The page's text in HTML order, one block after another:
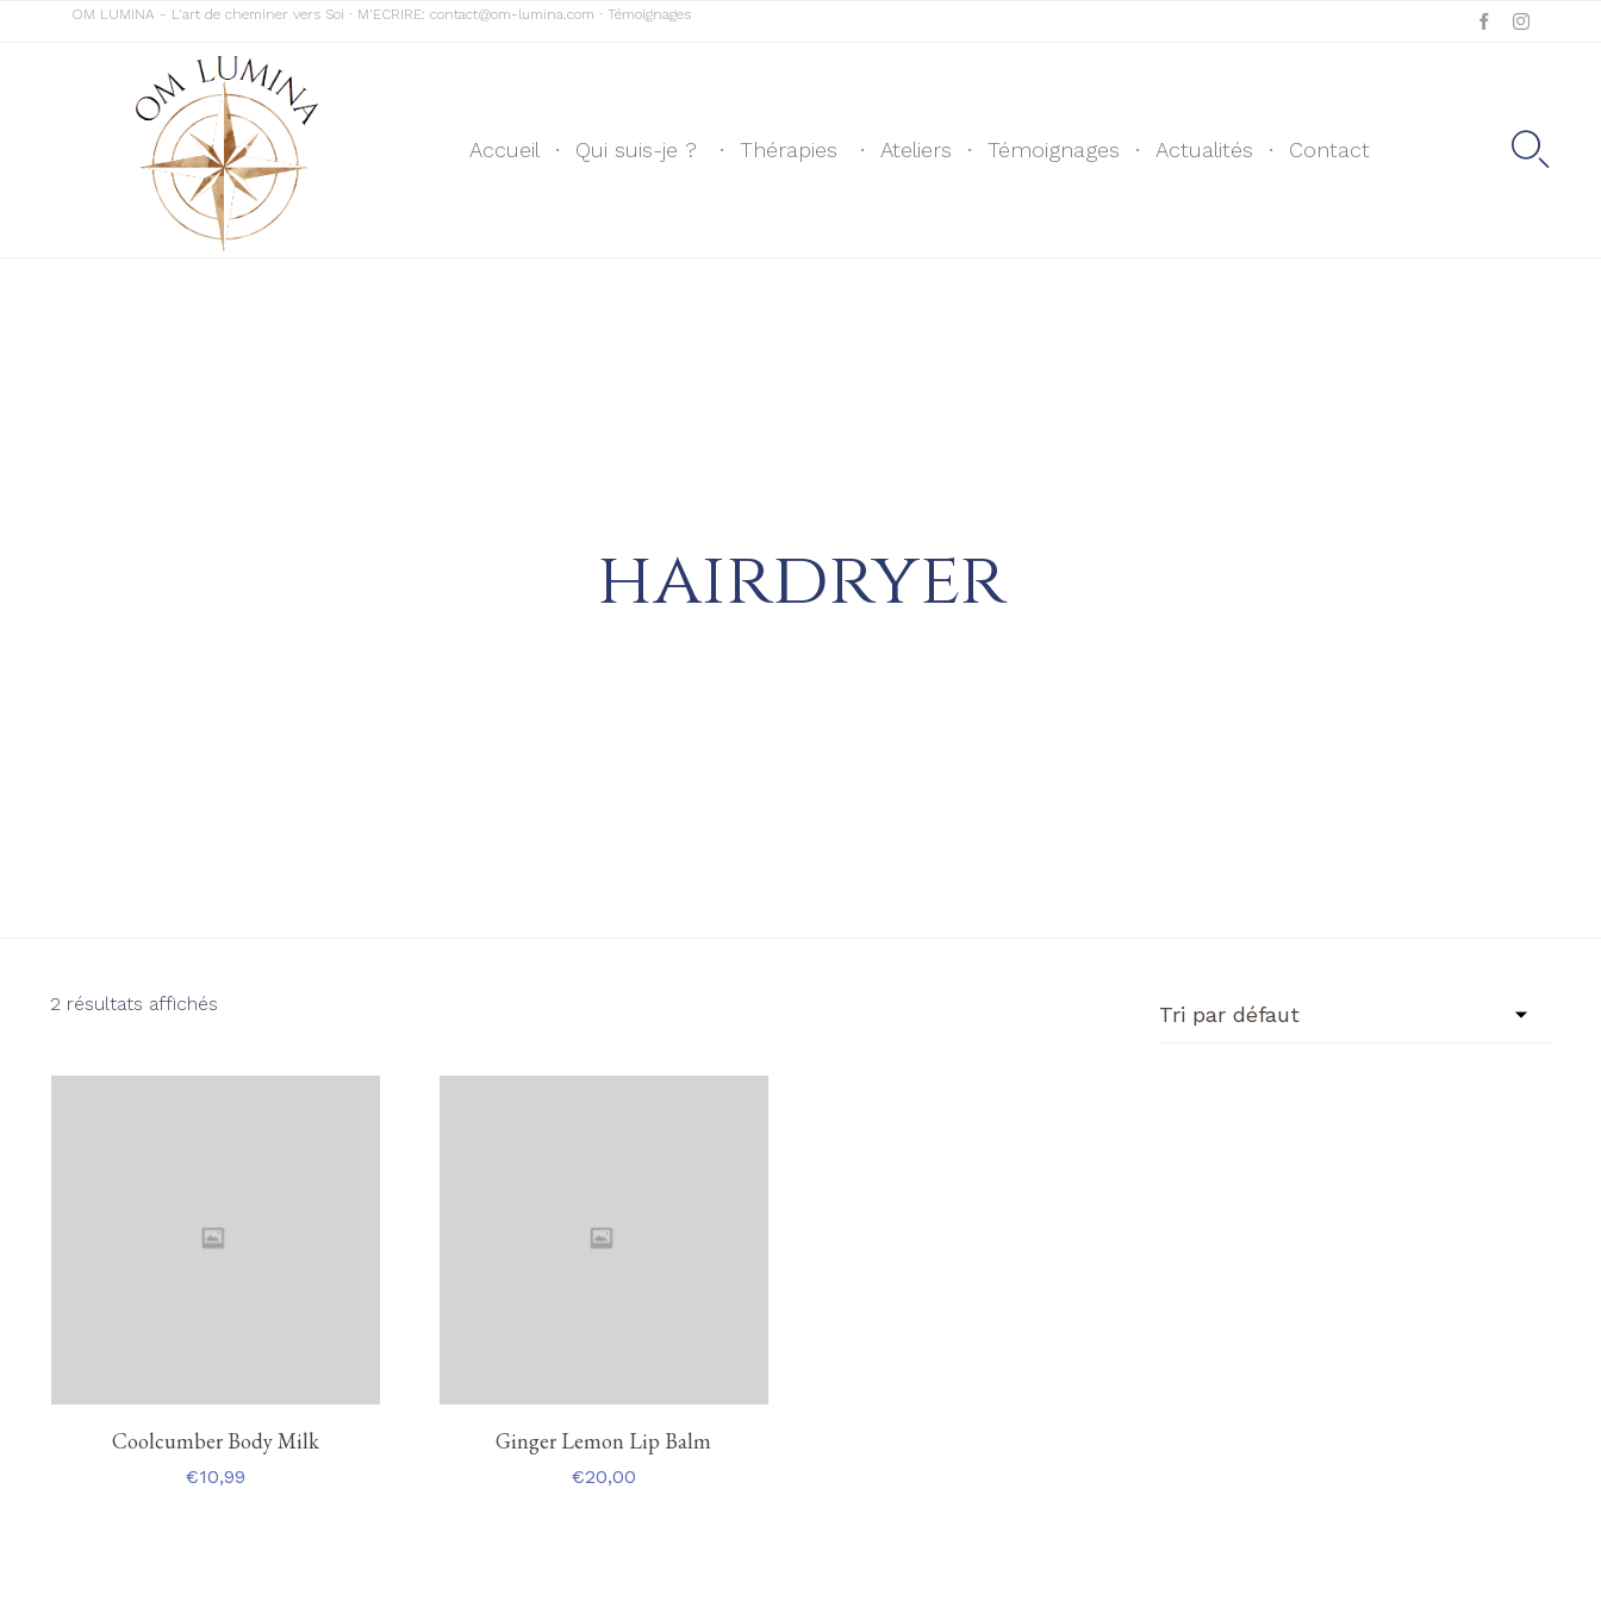
OM LUMINA - L'art de cheminer vers Soi ∙ M'ECRIRE: contact@om-lumina.com ∙ Témoignages
content
Accueil Qui suis-je ? Thérapies Ateliers Témoignages Actualités Contact 
hairdryer
2 résultats affichés
Coolcumber Body Milk
€10,99
Ginger Lemon Lip Balm
€20,00